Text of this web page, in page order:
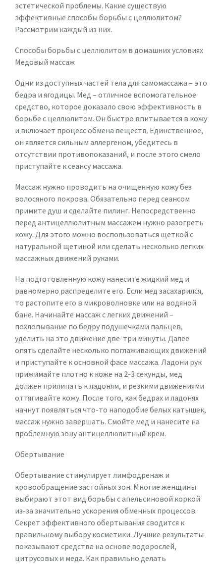
эстетической проблемы. Какие существую
эффективные способы борьбы с целлюлитом?
Рассмотрим каждый из них.
Способы борьбы с целлюлитом в домашних условиях
Медовый массаж
Одни из доступных частей тела для самомассажа – это
бедра и ягодицы. Мед – отличное вспомогательное
средство, которое доказало свою эффективность в
борьбе с целлюлитом. Он быстро впитывается в кожу
и включает процесс обмена веществ. Единственное,
он является сильным аллергеном, убедитесь в
отсутствии противопоказаний, и после этого смело
приступайте к сеансу массажа.
Массаж нужно проводить на очищенную кожу без
волосяного покрова. Обязательно перед сеансом
примите душ и сделайте пилинг. Непосредственно
перед антицеллюлитным массажем нужно разогреть
кожу. Для этого можно воспользоваться щеткой с
натуральной щетиной или сделать несколько легких
массажных движений руками.
На подготовленную кожу нанесите жидкий мед и
равномерно распределите его. Если мед засахарился,
то растопите его в микроволновке или на водяной
бане. Начинайте массаж с легких движений –
похлопывание по бедру подушечками пальцев,
уделить на это движение две-три минуты. Далее
опять сделайте несколько поглаживающих движений
и приступайте к основной фасе массажа. Ладони рук
прижимайте плотно к коже на 2-3 секунды, мед
должен прилипать к ладоням, и резкими движениями
оттягивайте кожу. После того, как бедрах и ладонях
начнут появляться что-то наподобие белых катышек,
массаж нужно завершать. Смойте мед и нанесите на
проблемную зону антицеллюлитный крем.
Обертывание
Обертывание стимулирует лимфодренаж и
кровообращение застойных зон. Многие женщины
выбирают этот вид борьбы с апельсиновой коркой
из-за значительно ускорения обменных процессов.
Секрет эффективного обертывания сводится к
правильному выбору косметики. Лучшие результаты
показывают средства на основе водорослей,
цитрусовых и меда. Как правильно делать